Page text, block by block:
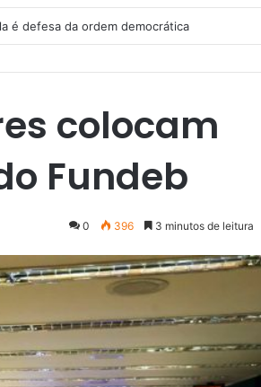
colocam
Fundeb
0 396 3 minutos de leitura